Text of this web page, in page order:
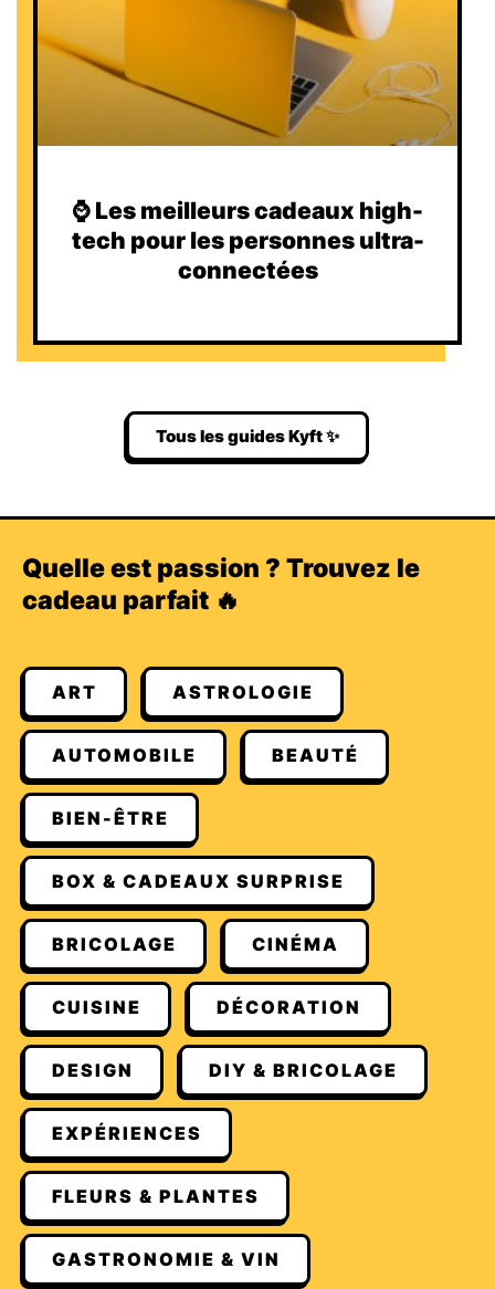
⌚️ Les meilleurs cadeaux high-
tech pour les personnes ultra-
connectées
Tous les guides Kyft ✨
Quelle est passion ? Trouvez le
cadeau parfait 🔥
ART ASTROLOGIE
AUTOMOBILE BEAUTÉ
BIEN-ÊTRE
BOX & CADEAUX SURPRISE
BRICOLAGE CINÉMA
CUISINE DÉCORATION
DESIGN DIY & BRICOLAGE
EXPÉRIENCES
FLEURS & PLANTES
GASTRONOMIE & VIN